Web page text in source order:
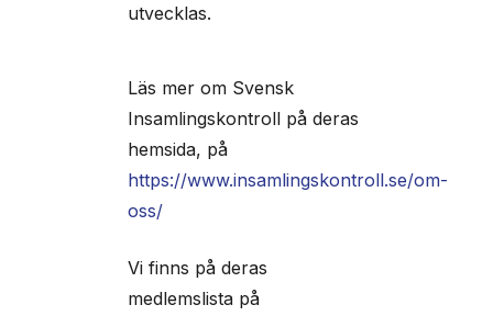
utvecklas.
Läs mer om Svensk
Insamlingskontroll på deras
hemsida, på
https://www.insamlingskontroll.se/om-
oss/
Vi finns på deras
medlemslista på